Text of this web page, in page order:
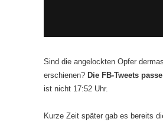
Sind die angelockten Opfer
erschienen? Die FB-Tweets
ist nicht 17:52 Uhr.
Kurze Zeit später gab es bereits